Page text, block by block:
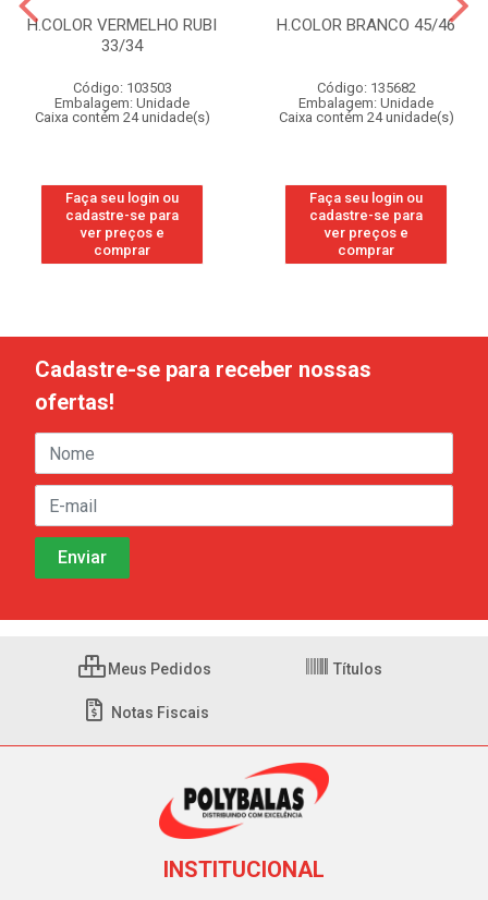
H.COLOR VERMELHO RUBI
33/34
Código: 103503
Embalagem: Unidade
Caixa contém 24 unidade(s)
Faça seu login ou
cadastre-se para
ver preços e
comprar
H.COLOR BRANCO 45/46
Código: 135682
Embalagem: Unidade
Caixa contém 24 unidade(s)
Faça seu login ou
cadastre-se para
ver preços e
comprar
Cadastre-se para receber nossas
ofertas!
Meus Pedidos Títulos
Notas Fiscais
INSTITUCIONAL